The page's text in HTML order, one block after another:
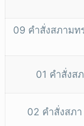
09 คำสั่งสภาม
01 คำสั่งส
02 คำสั่งสภ